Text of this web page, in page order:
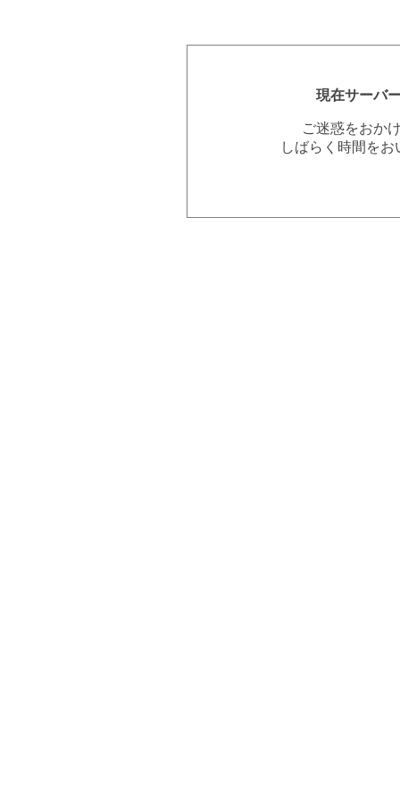
現在サーバ
ご迷惑をおか
しばらく時間を